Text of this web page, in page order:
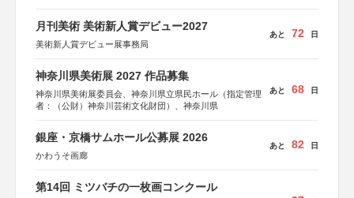
月刊美術 美術新人賞デビュー2027
美術新人賞デビュー展事務局
あと 72 日
神奈川県美術展 2027 作品募集
神奈川県美術展委員会、神奈川県立県民ホール（指定管理
者：（公財）神奈川芸術文化財団）、神奈川県
あと 68 日
銀座・京橋サムホール公募展 2026
かわうそ画廊
あと 82 日
第14回 ミツバチの一枚画コンクール